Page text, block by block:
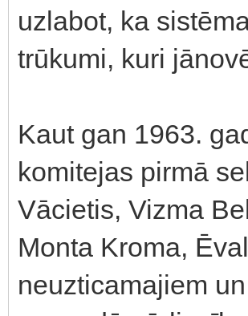
uzlabot, ka
trūkumi, kuri
Kaut gan 1963.
komitejas pirmā
Vācietis, Vizma
Monta Kroma,
neuzticamajiem